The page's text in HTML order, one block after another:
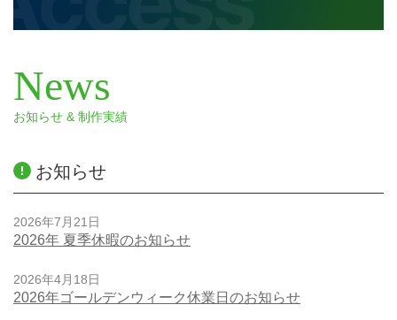
News
お知らせ & 制作実績
お知らせ
2026年7月21日
2026年 夏季休暇のお知らせ
2026年4月18日
2026年ゴールデンウィーク休業日のお知らせ